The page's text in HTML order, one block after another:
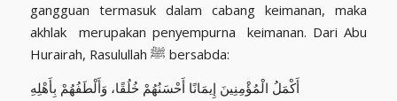
gangguan termasuk dalam cabang keimanan, maka
akhlak merupakan penyempurna keimanan. Dari Abu
Hurairah, Rasulullah ﷺ bersabda:
أَكْمَلُ الْمُؤْمِنِينَ إِيمَانًا أَحْسَنُهُمْ خُلُقًا، وَأَلْطَفُهُمْ بِأَهْلِهِ